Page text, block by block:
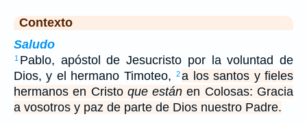
Contexto
Saludo
1 Pablo, apóstol de Jesucristo por la voluntad de
Dios, y el hermano Timoteo,
2a los santos y fieles
hermanos en Cristo que están en Colosas: Gracia
a vosotros y paz de parte de Dios nuestro Padre.